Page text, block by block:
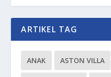
ARTIKEL TAG
ANAK ASTON VILLA